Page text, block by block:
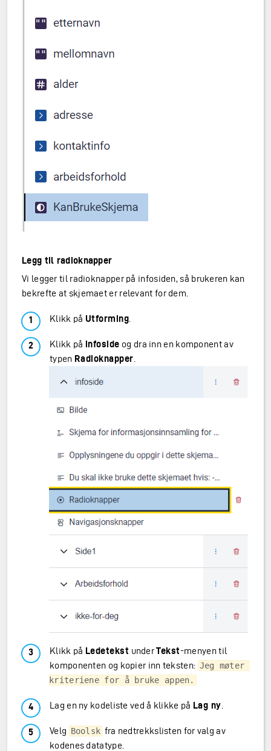
Legg til radioknapper
Vi legger til radioknapper på infosiden, så brukeren kan
bekrefte at skjemaet er relevant for dem.
Klikk på Utforming.
Klikk på infoside og dra inn en komponent av
typen Radioknapper.
Klikk på Ledetekst underTekst-menyen til
komponenten og kopier inn teksten: Jeg møter
kriteriene for å bruke appen.
Lag en ny kodeliste ved å klikke på Lag ny
Velg Boolsk fra nedtrekkslisten for valg av
kodenes datatype.